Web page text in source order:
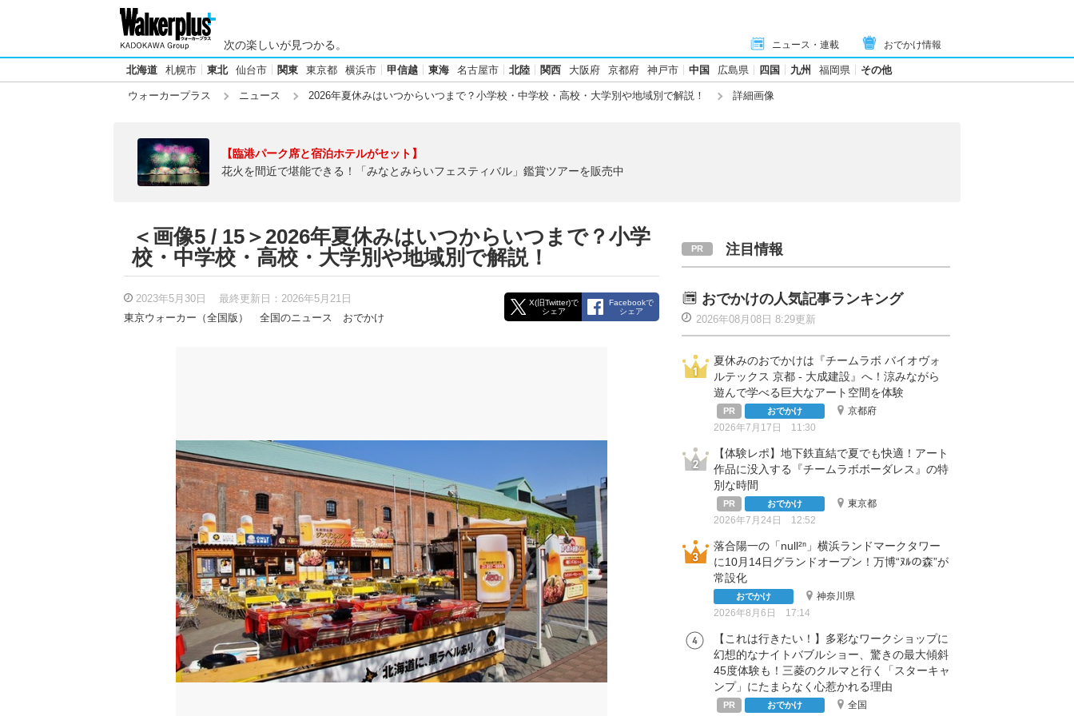
次の楽しいが見つかる。 ニュース・連載 おでかけ情報
北海道 札幌市 東北 仙台市 関東 東京都 横浜市 甲信越 東海 名古屋市 北陸 関西 大阪府 京都府 神戸市 中国 広島県 四国 九州 福岡県 その他
ウォーカープラス ニュース 2026年夏休みはいつからいつまで？小学校・中学校・高校・大学別や地域別で解説！ 詳細画像
【臨港パーク席と宿泊ホテルがセット】
花火を間近で堪能できる！「みなとみらいフェスティバル」鑑賞ツアーを販売中
＜画像5 / 15＞2026年夏休みはいつからいつまで？小学
校・中学校・高校・大学別や地域別で解説！
2023年5月30日 最終更新日： 2026年5月21日
東京ウォーカー（全国版）
全国のニュース おでかけ
X(旧Twitter)で
シェア
Facebookで
シェア
注目情報
おでかけの人気記事ランキング
2026年08月08日 8:29更新
夏休みのおでかけは『チームラボ バイオヴォ
ルテックス 京都 - 大成建設』へ！涼みながら
遊んで学べる巨大なアート空間を体験
おでかけ
京都府
2026年7月17日 11:30
【体験レポ】地下鉄直結で夏でも快適！アート
作品に没入する『チームラボボーダレス』の特
別な時間
おでかけ
東京都
2026年7月24日 12:52
落合陽一の「null²ⁿ」横浜ランドマークタワー
に10月14日グランドオープン！万博“ﾇﾙの森”が
常設化
おでかけ
神奈川県
2026年8月6日 17:14
【これは行きたい！】多彩なワークショップに
幻想的なナイトバブルショー、驚きの最大傾斜
45度体験も！三菱のクルマと行く「スターキャ
ンプ」にたまらなく心惹かれる理由
おでかけ 全国